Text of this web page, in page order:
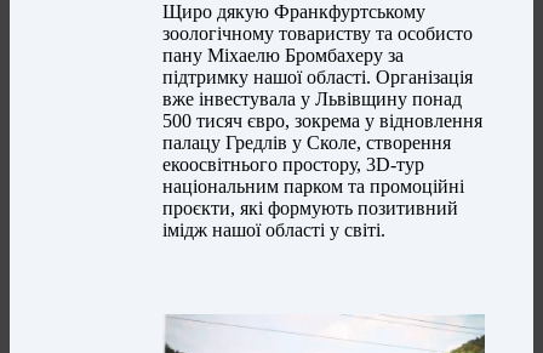
Щиро дякую Франкфуртському
зоологічному товариству та особисто
пану Міхаелю Бромбахеру за
підтримку нашої області. Організація
вже інвестувала у Львівщину понад
500 тисяч євро, зокрема у відновлення
палацу Гредлів у Сколе, створення
екоосвітнього простору, 3D-тур
національним парком та промоційні
проєкти, які формують позитивний
імідж нашої області у світі.